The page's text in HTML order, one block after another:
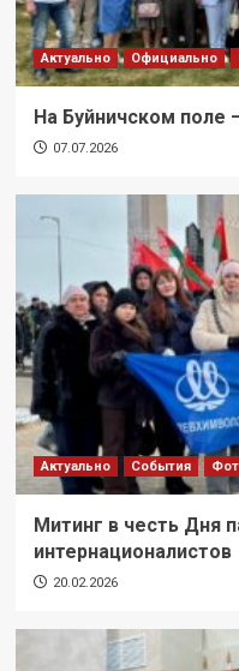
Актуально Официально
На Буйничском поле
07.07.2026
Актуально События
Митинг в честь Дня
интернационалистов
20.02.2026